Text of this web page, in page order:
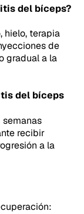
del bíceps?
hielo, terapia
de
gradual a la
del bíceps
recibir
a la